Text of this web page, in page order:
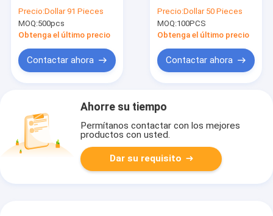
motocicleta del
mercado de
accesorios de Hainr
Precio:Dollar 91 Pieces
MOQ:500pcs
Obtenga el último precio
Contactar ahora
accesorios de la
motocicleta ATV de
Off Road
Precio:Dollar 50 Pieces
MOQ:100PCS
Obtenga el último precio
Contactar ahora
Ahorre su tiempo
Permítanos contactar con los mejores
productos con usted.
Dar su requisito